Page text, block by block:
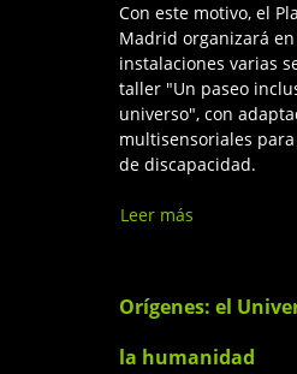
Con este motivo, el
Madrid organizará en
instalaciones varias
taller "Un paseo
universo", con
multisensoriales
de discapacidad.
Leer más
Orígenes: el
la humanidad